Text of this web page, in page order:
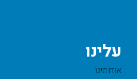
עלינו
אודותינו